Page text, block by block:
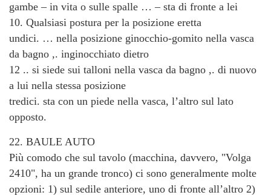
gambe – in vita o sulle spalle … – sta di fronte a lei
10. Qualsiasi postura per la posizione eretta
undici. … nella posizione ginocchio-gomito nella vasca
da bagno ,. inginocchiato dietro
12 .. si siede sui talloni nella vasca da bagno ,. di nuovo
a lui nella stessa posizione
tredici. sta con un piede nella vasca, l’altro sul lato
opposto.
22. BAULE AUTO
Più comodo che sul tavolo (macchina, davvero, "Volga
2410", ha un grande tronco) ci sono generalmente molte
opzioni: 1) sul sedile anteriore, uno di fronte all’altro 2)